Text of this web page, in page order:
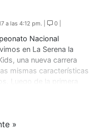
a las 4:12 pm. | 0 |
Nacional
en La Serena la
una nueva carrera
mismas características
Luego de la primera
»